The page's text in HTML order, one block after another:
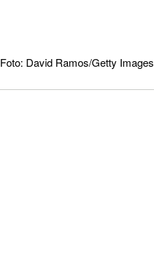
Foto: David Ramos/Getty Images